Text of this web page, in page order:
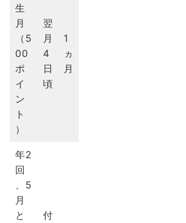
生
月
（5
00
ポ
イ
ン
ト
）
翌
月
4
日
頃
1
ヵ
月
年2
回
、5
月
と
付